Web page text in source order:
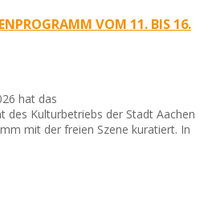
VOM 11. BIS 16.
hat das
des Kulturbetriebs der Stadt Aachen
mit der freien Szene kuratiert. In